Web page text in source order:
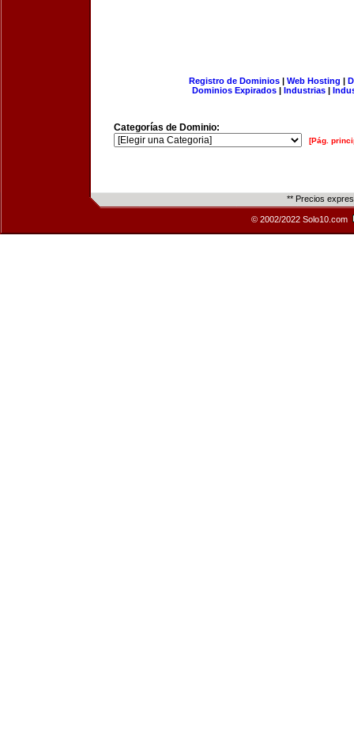
Registro de Dominios| Web Hosting |
Dominios Expirados | Industrias |
Categorías de Dominio:
[Pág.
** Precios
© 2002/2022 Solo10.com